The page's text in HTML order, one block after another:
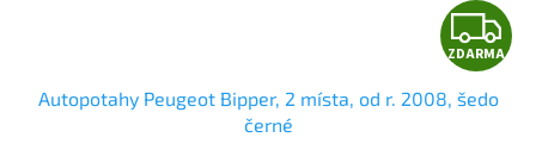
Z
D
ZDARMA
Autopotahy Peugeot Bipper, 2 místa, od r. 2008, šedo
černé